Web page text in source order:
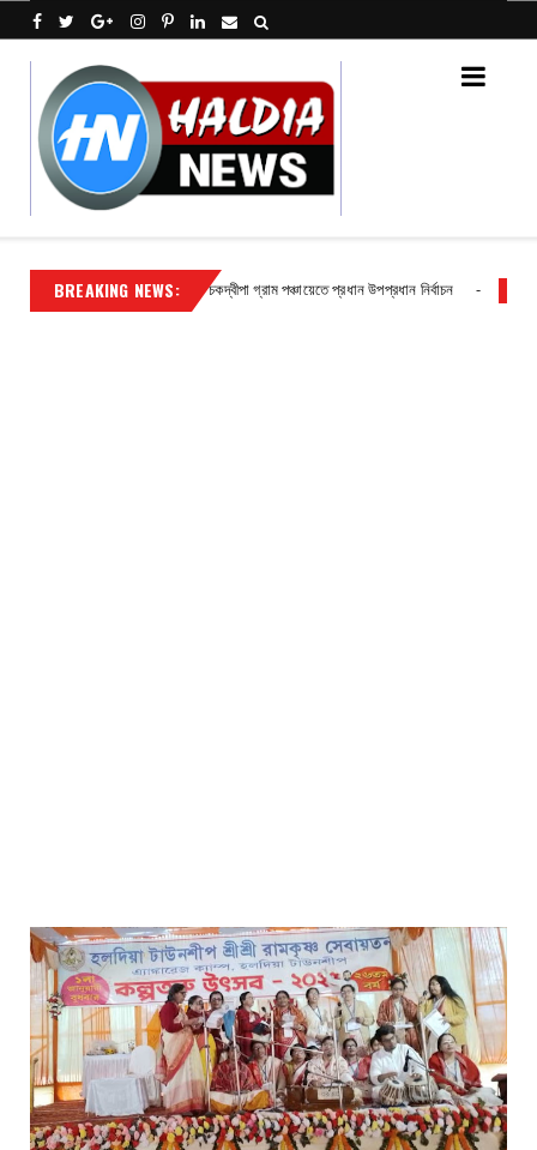
BREAKING NEWS:
Contact চকদ্বীপা গ্রাম পঞ্চায়েতে প্রধান উপপ্রধান নির্বাচন Contact